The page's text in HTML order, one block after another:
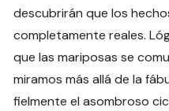
descubrirán que los
completamente reales.
que las mariposas se
miramos más allá de la
fielmente el asombroso